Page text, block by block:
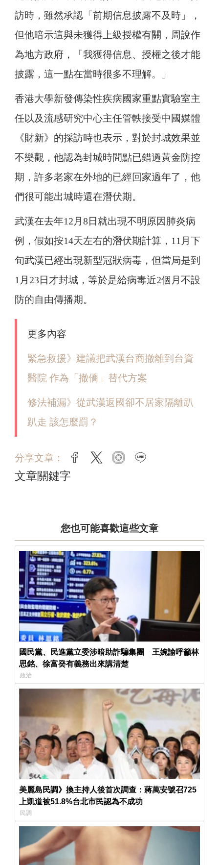
訪時，雖然承認「前期信息披露不及時」，
但他暗示這與未獲得上級授權有關，周說作
為地方政府，「我獲得信息、授權之後才能
披露，這一點在當時很多不理解。」
香港大學新發傳染性疾病國家重點實驗室主
任以及流感研究中心主任管軼接受中國媒體
《財新》的採訪時也表示，對於封城效果並
不樂觀，他認為封城時間點已錯過黃金防控
期，許多老家在外地的已經回家過年了，他
們很可能出城時還在潛伏期。
武漢在去年12月8日就出現不明原因肺炎病
例，假如按14天左右的潛伏期計算，11月下
旬武漢已經出現新型冠狀病毒，但當局是到
1月23日才封城，等於是給病毒近2個月不設
防的自由傳播期。
更多內容
緊急救援》建議把武漢台商撤離到台資
醫院 作為「撤僑」替代方案
修法補漏》從武漢返國卻不居家隔離趴
趴走 該怎麼罰？
分享文章： facebook
twitter instagram
文章關鍵字
您也可能喜歡這些文章
國民黨、民進黨立委涉暗助詐騙集團 王婉諭呼籲林
思銘、徐富癸有義務出來講清楚
政治
美麗島民調》換主持人後首次調查：蔣萬安號召725
上凱道被51.8%台北市民認為不成功
民調